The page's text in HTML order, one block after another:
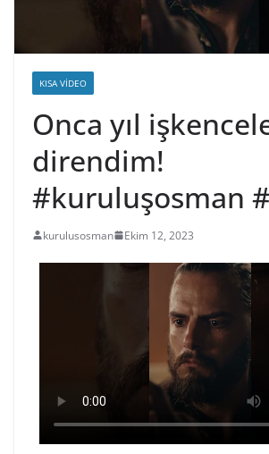
KISA VIDEO
Onca yıl
direndim!
#kuruluşosman
kurulusosman Ekim 12, 2023